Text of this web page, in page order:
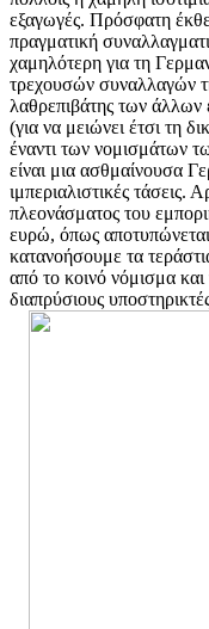
εξαγωγές. Πρόσφατη
πραγματική
χαμηλότερη για τη
τρεχουσών συναλλαγών
λαθρεπιβάτης των
(για να μειώνει έτσι τη
έναντι των νομισμάτων
είναι μια ασθμαίνουσα
ιμπεριαλιστικές τάσεις.
πλεονάσματος του
ευρώ, όπως
κατανοήσουμε τα
από το κοινό νόμισμα και
διαπρύσιους